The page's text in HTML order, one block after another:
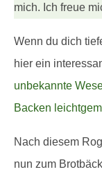
mich. Ich freue
Wenn du dich
hier ein
unbekannte
Backen
Nach diesem
nun zum